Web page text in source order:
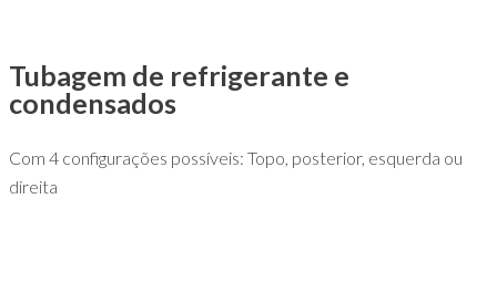
Tubagem de refrigerante e
condensados
Com 4 configurações possíveis: Topo, posterior, esquerda ou
direita